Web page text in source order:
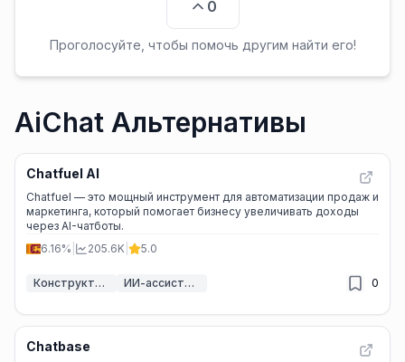
0
Проголосуйте, чтобы помочь другим найти его!
AiChat Альтернативы
Chatfuel AI
Chatfuel — это мощный инструмент для автоматизации продаж и
маркетинга, который помогает бизнесу увеличивать доходы
через AI-чатботы.
6.16%
205.6K 5.0
Конструкторы чат-ботов с ИИ ИИ-ассистент обслуживания клиентов 0
Chatbase